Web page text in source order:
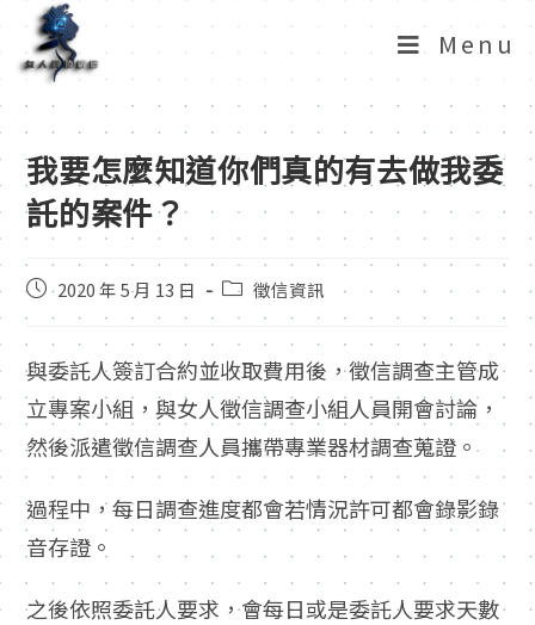
Menu
我要怎麼知道你們真的有去做我委
託的案件？
2020 年 5 月 13 日 徵信資訊
與委託人簽訂合約並收取費用後，徵信調查主管成
立專案小組，與女人徵信調查小組人員開會討論，
然後派遣徵信調查人員攜帶專業器材調查蒐證。
過程中，每日調查進度都會若情況許可都會錄影錄
音存證。
之後依照委託人要求，會每日或是委託人要求天數